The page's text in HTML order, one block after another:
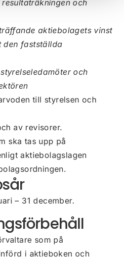
och
aktiebolagets vinst
den fastställda
och
till styrelsen och
av revisorer.
ska tas upp på
aktiebolagslagen
– 31 december.
som på
i aktieboken och